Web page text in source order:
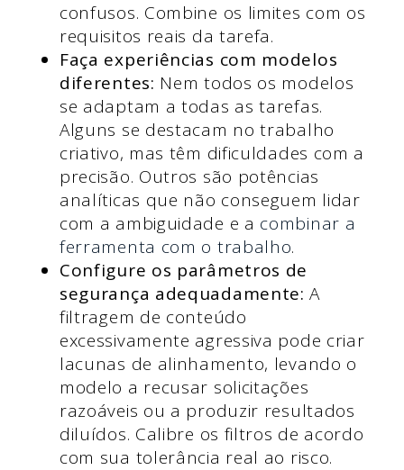
confusos. Combine os limites com os
requisitos reais da tarefa.
Faça experiências com modelos
diferentes: Nem todos os modelos
se adaptam a todas as tarefas.
Alguns se destacam no trabalho
criativo, mas têm dificuldades com a
precisão. Outros são potências
analíticas que não conseguem lidar
com a ambiguidade e a combinar a
ferramenta com o trabalho.
Configure os parâmetros de
segurança adequadamente:A
filtragem de conteúdo
excessivamente agressiva pode criar
lacunas de alinhamento, levando o
modelo a recusar solicitações
razoáveis ou a produzir resultados
diluídos. Calibre os filtros de acordo
com sua tolerância real ao risco.